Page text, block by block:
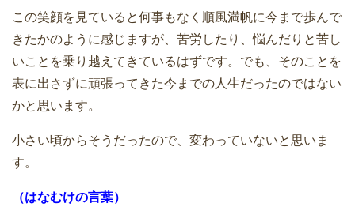
この笑顔を見ていると何事もなく順風満帆に今まで歩んで
きたかのように感じますが、苦労したり、悩んだりと苦し
いことを乗り越えてきているはずです。でも、そのことを
表に出さずに頑張ってきた今までの人生だったのではない
かと思います。
小さい頃からそうだったので、変わっていないと思いま
す。
（はなむけの言葉）